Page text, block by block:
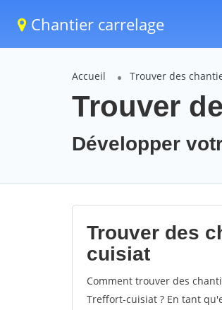
Chantier carrelage
Accueil Trouver des
Trouver
Développer
Trouver des
cuisiat
Comment trouver des
Treffort-cuisiat ? En tant